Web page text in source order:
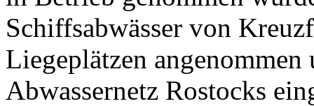
Schiffsabwässer von
Liegeplätzen
Abwassernetz Rostocks